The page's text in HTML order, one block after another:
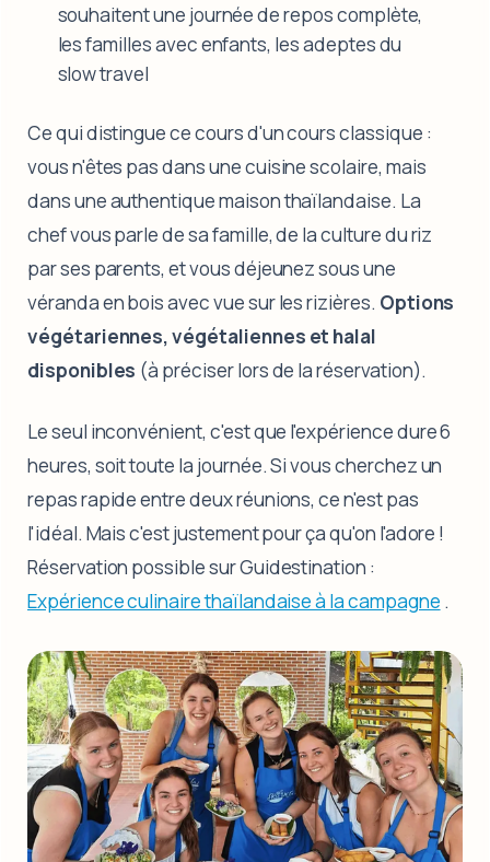
souhaitent une journée de repos complète,
les familles avec enfants, les adeptes du
slow travel
Ce qui distingue ce cours d'un cours classique :
vous n'êtes pas dans une cuisine scolaire, mais
dans une authentique maison thaïlandaise. La
chef vous parle de sa famille, de la culture du riz
par ses parents, et vous déjeunez sous une
véranda en bois avec vue sur les rizières. Options
végétariennes, végétaliennes et halal
disponibles (à préciser lors de la réservation).
Le seul inconvénient, c'est que l'expérience dure 6
heures, soit toute la journée. Si vous cherchez un
repas rapide entre deux réunions, ce n'est pas
l'idéal. Mais c'est justement pour ça qu'on l'adore !
Réservation possible sur Guidestination :
Expérience culinaire thaïlandaise à la campagne .